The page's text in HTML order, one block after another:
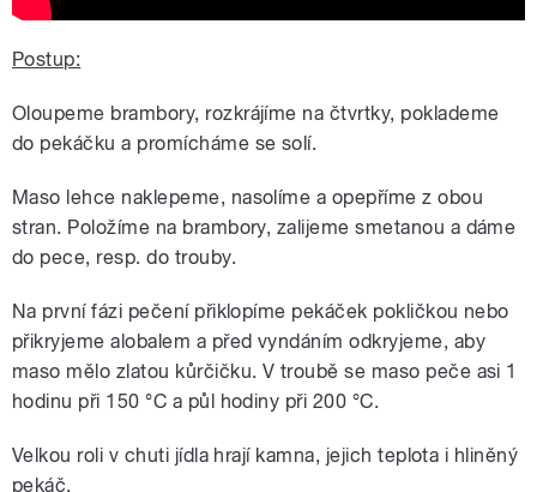
Postup:
Oloupeme brambory, rozkrájíme na čtvrtky, poklademe
do pekáčku a promícháme se solí.
Maso lehce naklepeme, nasolíme a opepříme z obou
stran. Položíme na brambory, zalijeme smetanou a dáme
do pece, resp. do trouby.
Na první fázi pečení přiklopíme pekáček pokličkou nebo
přikryjeme alobalem a před vyndáním odkryjeme, aby
maso mělo zlatou kůrčičku. V troubě se maso peče asi 1
hodinu při 150 °C a půl hodiny při 200 °C.
Velkou roli v chuti jídla hrají kamna, jejich teplota i hliněný
pekáč.